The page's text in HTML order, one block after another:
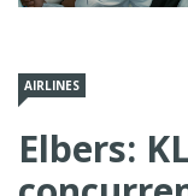
AIRLINES
Elbers: